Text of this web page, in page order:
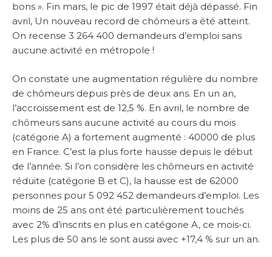
bons ». Fin mars, le pic de 1997 était déjà dépassé. Fin
avril, Un nouveau record de chômeurs a été atteint.
On recense 3 264 400 demandeurs d’emploi sans
aucune activité en métropole !
On constate une augmentation régulière du nombre
de chômeurs depuis près de deux ans. En un an,
l’accroissement est de 12,5 %. En avril, le nombre de
chômeurs sans aucune activité au cours du mois
(catégorie A) a fortement augmenté : 40000 de plus
en France. C’est la plus forte hausse depuis le début
de l’année. Si l’on considère les chômeurs en activité
réduite (catégorie B et C), la hausse est de 62000
personnes pour 5 092 452 demandeurs d’emploi. Les
moins de 25 ans ont été particulièrement touchés
avec 2% d’inscrits en plus en catégorie A, ce mois-ci.
Les plus de 50 ans le sont aussi avec +17,4 % sur un an.